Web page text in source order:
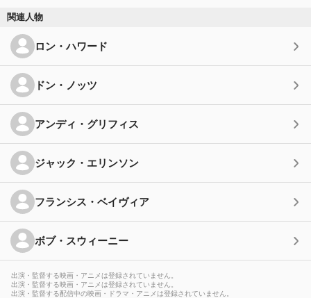
関連人物
ロン・ハワード
ドン・ノッツ
アンディ・グリフィス
ジャック・エリンソン
フランシス・ベイヴィア
ボブ・スウィーニー
出演・監督する映画・アニメは登録されていません。
出演・監督する映画・アニメは登録されていません。
出演・監督する配信中の映画・ドラマ・アニメは登録されていません。